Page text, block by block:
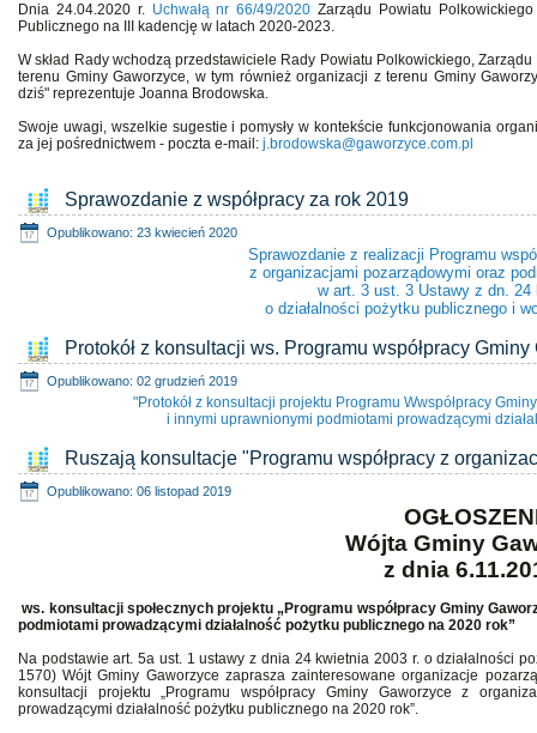
Dnia 24.04.2020 r. Uchwałą nr 66/49/2020 Zarządu Powiatu
Publicznego na III kadencję w latach 2020-2023.
W skład Rady wchodzą przedstawiciele Rady Powiatu Polkowickiego,
terenu Gminy Gaworzyce, w tym również organizacji z terenu Gminy
dziś" reprezentuje Joanna Brodowska.
Swoje uwagi, wszelkie sugestie i pomysły w kontekście funkcjonowania
za jej pośrednictwem - poczta e-mail: j.brodowska@gaworzyce.com.pl
Sprawozdanie z współpracy za rok 2019
Opublikowano: 23 kwiecień 2020
Sprawozdanie z realizacji Programu
z organizacjami pozarządowymi oraz
w art. 3 ust. 3 Ustawy z dn. 24
o działalności pożytku publicznego i
Protokół z konsultacji ws. Programu współpracy
Opublikowano: 02 grudzień 2019
"Protokół z konsultacji projektu Programu Wwspółpracy
i innymi uprawnionymi podmiotami prowadzącymi
Ruszają konsultacje "Programu współpracy z
Opublikowano: 06 listopad 2019
Wójta Gminy
z dnia
ws. konsultacji społecznych projektu „Programu współpracy Gminy
podmiotami prowadzącymi działalność pożytku publicznego na 2020 rok”
Na podstawie art. 5a ust. 1 ustawy z dnia 24 kwietnia 2003 r. o działalności
1570) Wójt Gminy Gaworzyce zaprasza zainteresowane organizacje
konsultacji projektu „Programu współpracy Gminy Gaworzyce z
prowadzącymi działalność pożytku publicznego na 2020 rok”.